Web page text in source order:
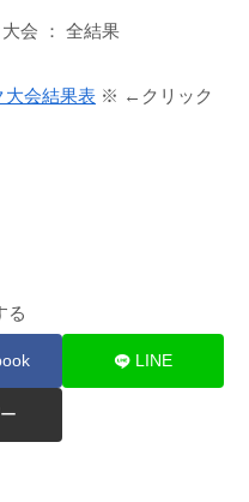
会 ： 全結果
大会結果表 ※ ←クリック
る
LINE